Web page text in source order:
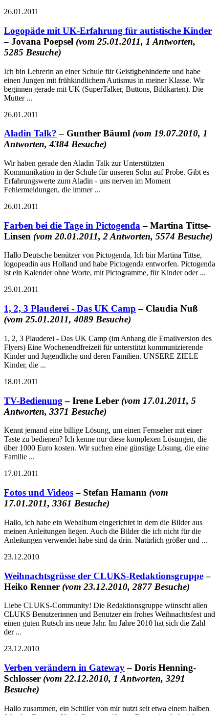
26.01.2011
Logopäde mit UK-Erfahrung für autistische Kinder
– Jovana Poepsel (vom 25.01.2011, 1 Antworten,
5285 Besuche)
Ich bin Lehrerin an einer Schule für Geistigbehinderte und habe
einen Jungen mit frühkindlichem Autismus in meiner Klasse. Wir
beginnen gerade mit UK (SuperTalker, Buttons, Bildkarten). Die
Mutter ...
26.01.2011
Aladin Talk? – Gunther Bäuml (vom 19.07.2010, 1
Antworten, 4384 Besuche)
Wir haben gerade den Aladin Talk zur Unterstützten
Kommunikation in der Schule für unseren Sohn auf Probe. Gibt es
Erfahrungswerte zum Aladin - uns nerven im Moment
Fehlermeldungen, die immer ...
26.01.2011
Farben bei die Tage in Pictogenda – Martina Tittse-
Linsen (vom 20.01.2011, 2 Antworten, 5574 Besuche)
Hallo Deutsche benützer von Pictogenda, Ich bin Martina Tittse,
logopeadin aus Holland und habe Pictogenda entworfen. Pictogenda
ist ein Kalender ohne Worte, mit Pictogramme, für Kinder oder ...
25.01.2011
1, 2, 3 Plauderei - Das UK Camp – Claudia Nuß
(vom 25.01.2011, 4089 Besuche)
1, 2, 3 Plauderei - Das UK Camp (im Anhang die Emailversion des
Flyers) Eine Wochenendfreizeit für unterstützt kommunizierende
Kinder und Jugendliche und deren Familien. UNSERE ZIELE
Kinder, die ...
18.01.2011
TV-Bedienung – Irene Leber (vom 17.01.2011, 5
Antworten, 3371 Besuche)
Kennt jemand eine billige Lösung, um einen Fernseher mit einer
Taste zu bedienen? Ich kenne nur diese komplexen Lösungen, die
über 1000 Euro kosten. Wir suchen eine günstige Lösung, die eine
Familie ...
17.01.2011
Fotos und Videos– Stefan Hamann (vom
17.01.2011, 3361 Besuche)
Hallo, ich habe ein Webalbum eingerichtet in dem die Bilder aus
meinen Anleitungen liegen. Auch die Bilder die ich nicht für die
Anleitungen verwendet habe sind da drin. Natürlich größer und ...
23.12.2010
Weihnachtsgrüsse der CLUKS-Redaktionsgruppe–
Heiko Renner (vom 23.12.2010, 2877 Besuche)
Liebe CLUKS-Community! Die Redaktionsgruppe wünscht allen
CLUKS Benutzerinnen und Benutzer ein frohes Weihnachtsfest und
einen guten Rutsch ins neue Jahr. Im Jahre 2010 hat sich die Zahl
der ...
23.12.2010
Verben verändern in Gateway– Doris Henning-
Schlosser (vom 22.12.2010, 1 Antworten, 3291
Besuche)
Hallo zusammen, ein Schüler von mir nutzt seit etwa einem halben